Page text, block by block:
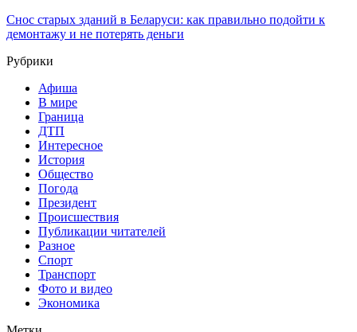
Снос старых зданий в Беларуси: как правильно подойти к
демонтажу и не потерять деньги
Рубрики
Афиша
В мире
Граница
ДТП
Интересное
История
Общество
Погода
Президент
Происшествия
Публикации читателей
Разное
Спорт
Транспорт
Фото и видео
Экономика